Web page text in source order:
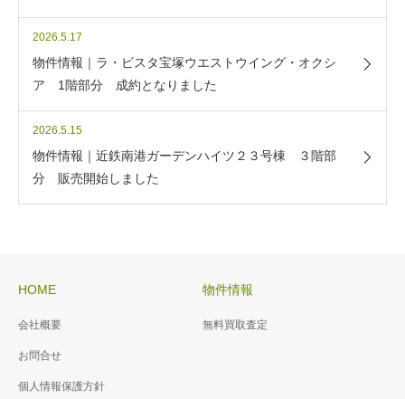
2026.5.17
物件情報｜ラ・ビスタ宝塚ウエストウイング・オクシ
ア 1階部分 成約となりました
2026.5.15
物件情報｜近鉄南港ガーデンハイツ２３号棟 ３階部
分 販売開始しました
HOME
会社概要
お問合せ
個人情報保護方針
物件情報
無料買取査定